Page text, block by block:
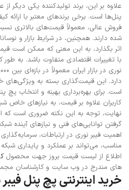
علاوه بر این، برند تولیدکننده یکی دیگر
پنل‌ها است. برخی برندهای معتبر با ارائه
فروش عالی، معمولاً قیمت‌های بالاتری
شده دارند. همچنین، در شرایط بازار و
اثر بگذارد، به این معنی که ممکن است
با تغییرات اقتصادی متفاوت باشد. به
دارد. این قیمت‌گذاری بسته به ویژگی‌های
است. برای بهره‌برداری بهینه و انتخاب
کاربران علاوه بر قیمت، به نیازهای خاص
نهایت، توجه به این نکته ضروری است که
گرفتن توانایی‌های فنی و نیازهای آینده
اهمیت فیبر نوری در ارتباطات،
مناسب، می‌تواند بر عملکرد و پایداری
اطلاع از لیست قیمت بروز جهت محصول
های مندرج در وب سایت و کارشناسان
خرید اینترنتی پچ پنل